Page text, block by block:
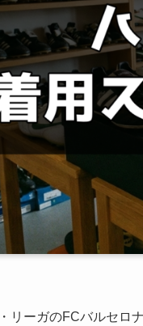
リーガのFCバルセロ